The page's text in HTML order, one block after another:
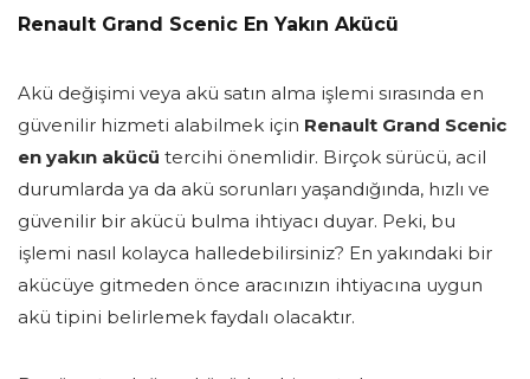
Renault Grand Scenic En Yakın Akücü
Akü değişimi veya akü satın alma işlemi sırasında en
güvenilir hizmeti alabilmek için Renault Grand Scenic
en yakın akücü tercihi önemlidir. Birçok sürücü, acil
durumlarda ya da akü sorunları yaşandığında, hızlı ve
güvenilir bir akücü bulma ihtiyacı duyar. Peki, bu
işlemi nasıl kolayca halledebilirsiniz? En yakındaki bir
akücüye gitmeden önce aracınızın ihtiyacına uygun
akü tipini belirlemek faydalı olacaktır.